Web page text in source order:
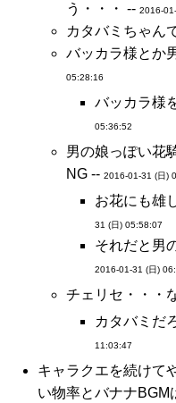
う・・・ -- 2016-
カタバミちゃん
バッカラ様とか
05:28:16
バッカラ様
05:36:52
男の娘っぽい花
NG -- 2016-01-31 (日)
お花にも雄
31 (日) 05:58:07
それだと男
2016-01-31 (日)
チェリセ・・・
カタバミだ
11:03:47
キャラクエを続けて
い物率とバナナBGM